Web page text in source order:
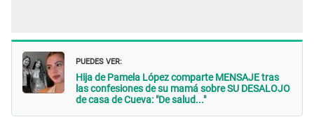
PUEDES VER:
Hija de Pamela López comparte MENSAJE tras
las confesiones de su mamá sobre SU DESALOJO
de casa de Cueva: "De salud..."